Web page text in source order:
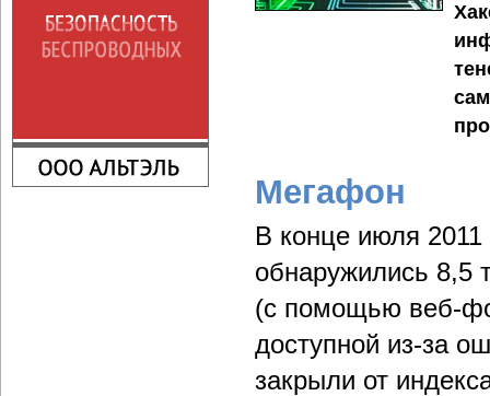
Мегафон
В конце июля 2011
обнаружились 8,5
(с помощью веб-
доступной из-за
закрыли от